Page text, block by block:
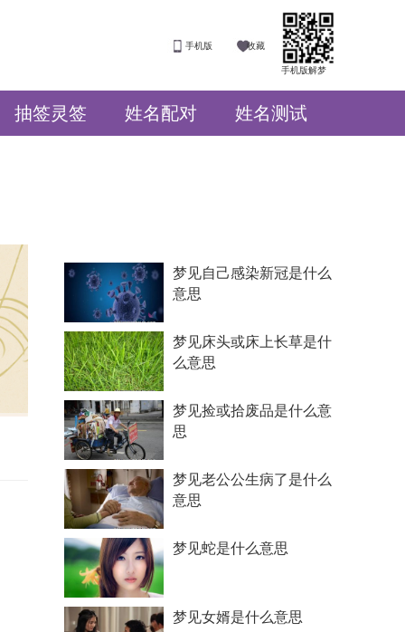
手机版解梦
手机版 收藏
抽签灵签 姓名配对 姓名测试
梦见自己感染新冠是什么
意思
梦见床头或床上长草是什
么意思
梦见捡或拾废品是什么意
思
梦见老公公生病了是什么
意思
梦见蛇是什么意思
梦见女婿是什么意思